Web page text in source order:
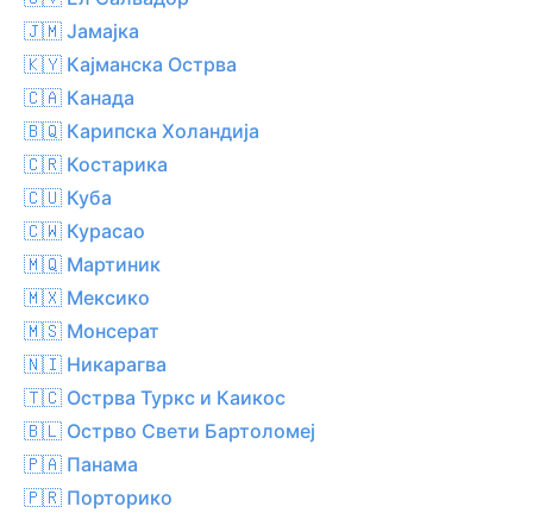
🇯🇲 Јамајка
🇰🇾 Кајманска Острва
🇨🇦 Канада
🇧🇶 Карипска Холандија
🇨🇷 Костарика
🇨🇺 Куба
🇨🇼 Курасао
🇲🇶 Мартиник
🇲🇽 Мексико
🇲🇸 Монсерат
🇳🇮 Никарагва
🇹🇨 Острва Туркс и Каикос
🇧🇱 Острво Свети Бартоломеј
🇵🇦 Панама
🇵🇷 Порторико